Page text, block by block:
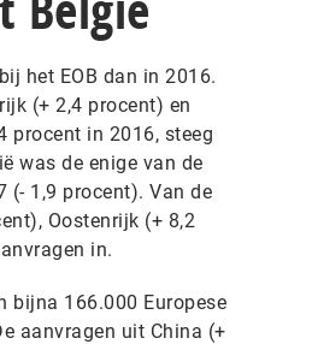
het EOB dan in 2016.
(+ 2,4 procent) en
procent in 2016, steeg
was de enige van de
(- 1,9 procent). Van de
Oostenrijk (+ 8,2
in.
bijna 166.000 Europese
aanvragen uit China (+